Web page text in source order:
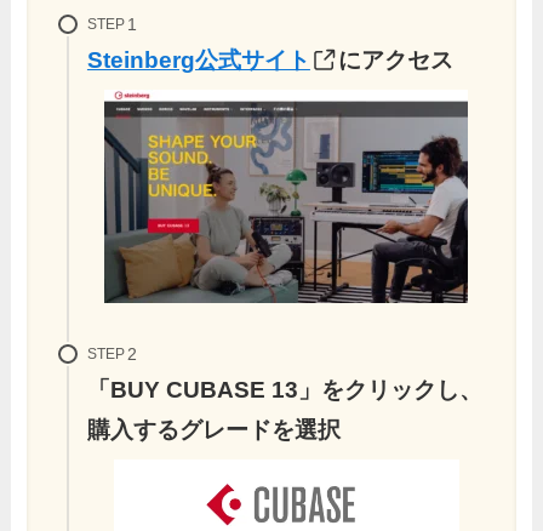
STEP
Steinberg公式サイト にアクセス
STEP
「BUY CUBASE 13」をクリックし、
購入するグレードを選択